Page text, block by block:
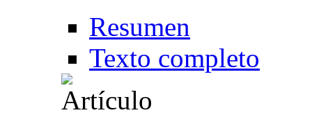
Resumen
Texto completo